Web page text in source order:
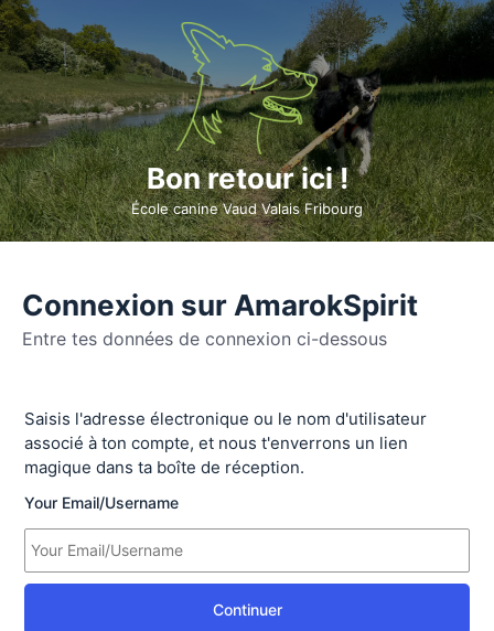
Connexion sur AmarokSpirit
Entre tes données de connexion ci-dessous
Se
connecter
Saisis l'adresse électronique ou le nom d'utilisateur
associé à ton compte, et nous t'enverrons un lien
magique dans ta boîte de réception.
Your Email/Username
Continuer
Bon retour ici !
École canine Vaud Valais Fribourg